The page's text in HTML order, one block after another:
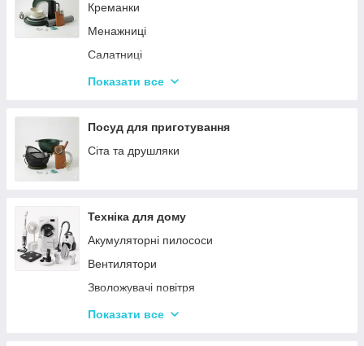
Креманки
Менажниці
Салатниці
Сітки та кошики для фрі
Посуд для дітей
Сервізи
Бульйонниці
Тарілки
Показати все
Посуд для приготування
Сіта та друшляки
Техніка для дому
Акумуляторні пилососи
Вентилятори
Зволожувачі повітря
Пральні машинки
Показати все